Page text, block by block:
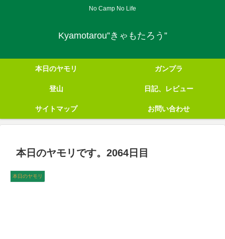
No Camp No Life
Kyamotarou”きゃもたろう”
本日のヤモリ ガンプラ
登山 日記、レビュー
サイトマップ お問い合わせ
本日のヤモリです。2064日目
本日のヤモリ